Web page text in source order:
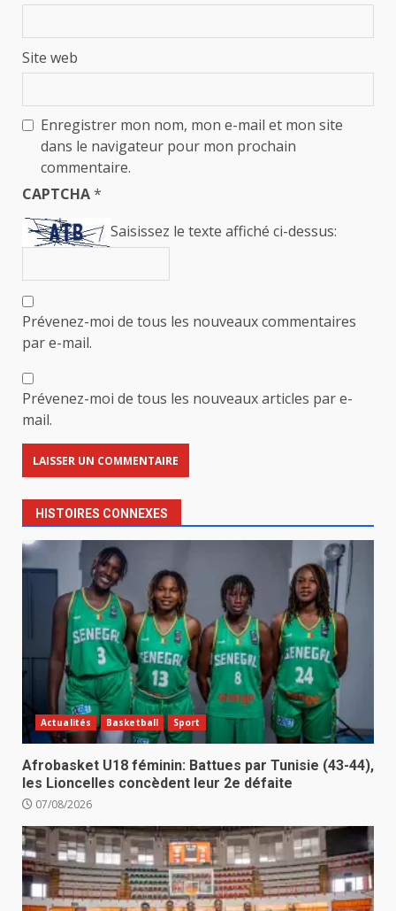
Site web
Enregistrer mon nom, mon e-mail et mon site
dans le navigateur pour mon prochain
commentaire.
CAPTCHA*
Saisissez le texte affiché ci-dessus:
Prévenez-moi de tous les nouveaux commentaires
par e-mail.
Prévenez-moi de tous les nouveaux articles par e-
mail.
HISTOIRES CONNEXES
Actualités Basketball Sport
Afrobasket U18 féminin: Battues par Tunisie (43-44),
les Lioncelles concèdent leur 2e défaite
07/08/2026